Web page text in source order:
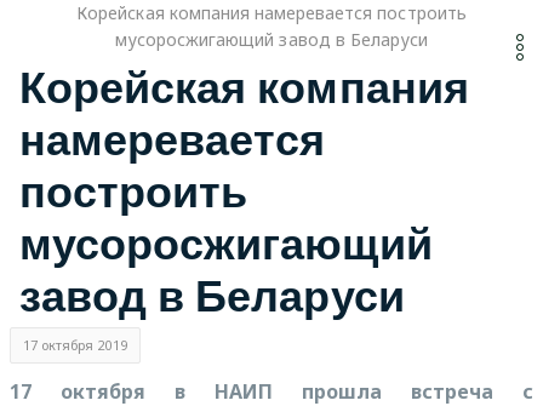
Корейская компания намеревается построить
мусоросжигающий завод в Беларуси
Корейская компания
намеревается
построить
мусоросжигающий
завод в Беларуси
17 октября 2019
17 октября в НАИП прошла встреча с